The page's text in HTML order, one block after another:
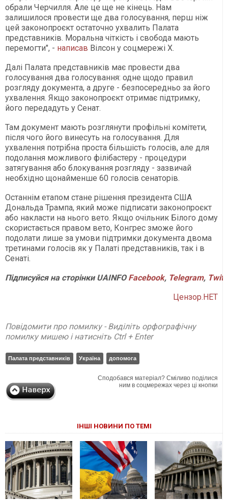
обрали Черчилля. Але це ще не кінець. Нам
залишилося провести ще два голосування, перш ніж
цей законопроєкт остаточно ухвалить Палата
представників. Моральна чіткість і свобода мають
перемогти", - написав Вілсон у соцмережі X.
Далі Палата представників має провести два
голосування два голосування: одне щодо правил
розгляду документа, а друге - безпосередньо за його
ухвалення. Якщо законопроєкт отримає підтримку,
його передадуть у Сенат.
Там документ мають розглянути профільні комітети,
після чого його винесуть на голосування. Для
ухвалення потрібна проста більшість голосів, але для
подолання можливого філібастеру - процедури
затягування або блокування розгляду - зазвичай
необхідно щонайменше 60 голосів сенаторів.
Останнім етапом стане рішення президента США
Дональда Трампа, який може підписати законопроєкт
або накласти на нього вето. Якщо очільник Білого дому
скористається правом вето, Конгрес зможе його
подолати лише за умови підтримки документа двома
третинами голосів як у Палаті представників, так і в
Сенаті.
ПідписуйсянасторінкиUAINFO Facebook, Telegram,
Цензор.НЕТ
Повідомити про помилку - Виділіть орфографічну
помилку мишею і натисніть Ctrl + Enter
Палата представників Україна допомога
Сподобався матеріал? Сміливо поділися
ним в соцмережах через ці кнопки
ІНШІ НОВИНИ ПО ТЕМІ